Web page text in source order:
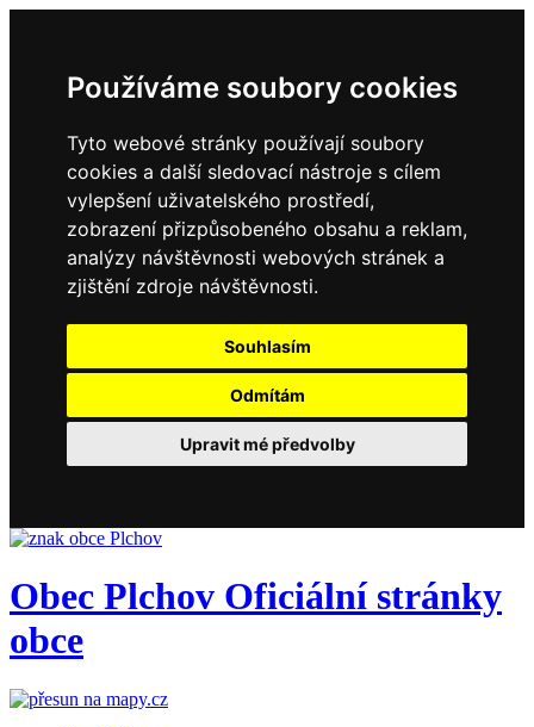
Používáme soubory cookies
Tyto webové stránky používají soubory
cookies a další sledovací nástroje s cílem
vylepšení uživatelského prostředí,
zobrazení přizpůsobeného obsahu a reklam,
analýzy návštěvnosti webových stránek a
zjištění zdroje návštěvnosti.
Souhlasím
Odmítám
Upravit mé předvolby
Obec Plchov Oficiální stránky
obce